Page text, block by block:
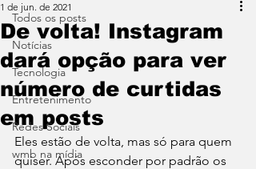
Todos os posts
Notícias
Tecnologia
Entretenimento
Redes Sociais
wmb na mídia
De volta! Instagram
dará opção para ver
número de curtidas
em posts
1 de jun. de 2021
Eles estão de volta, mas só para quem
quiser. Após esconder por padrão os